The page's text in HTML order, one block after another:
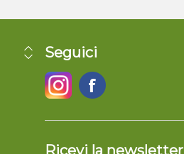
Seguici
Ricevi la newsletter